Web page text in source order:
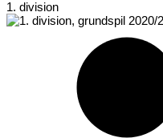
1. division